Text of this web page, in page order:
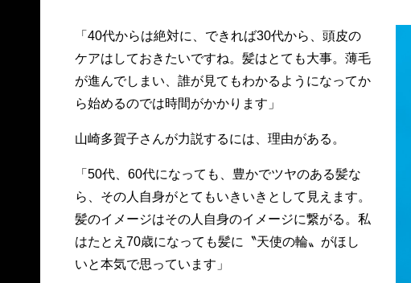
「40代からは絶対に、できれば30代から、頭皮の
ケアはしておきたいですね。髪はとても大事。薄毛
が進んでしまい、誰が見てもわかるようになってか
ら始めるのでは時間がかかります」
山崎多賀子さんが力説するには、理由がある。
「50代、60代になっても、豊かでツヤのある髪な
ら、その人自身がとてもいきいきとして見えます。
髪のイメージはその人自身のイメージに繋がる。私
はたとえ70歳になっても髪に〝天使の輪〟がほし
いと本気で思っています」